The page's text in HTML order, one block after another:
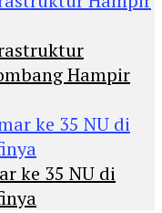
Hampir
ke 35 NU di